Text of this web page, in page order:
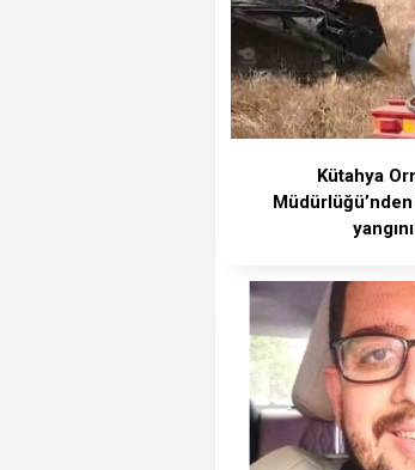
Kütahya